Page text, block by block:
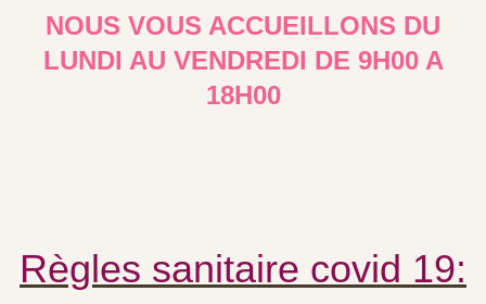
NOUS VOUS ACCUEILLONS DU
LUNDI AU VENDREDI DE 9H00 A
18H00
Règles sanitaire covid 19: